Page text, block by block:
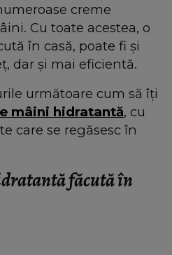
creme
Cu toate acestea, o
în casă, poate fi și
dar și mai eficientă.
următoare cum să îți
mâini hidratantă, cu
care se regăsesc în
făcută în